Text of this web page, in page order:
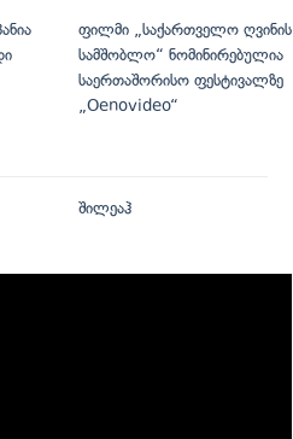
ფილმი „საქართველო ღვინის
სამშობლო“ ნომინირებულია
საერთაშორისო ფესტივალზე
„Oenovideo“
შილეაჰ